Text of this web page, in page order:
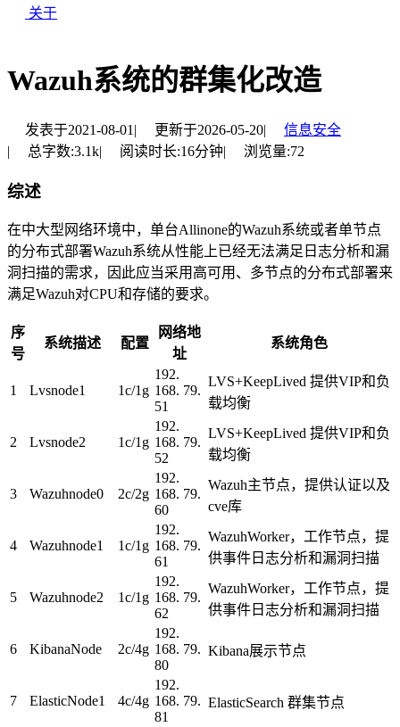
关于
Wazuh系统的群集化改造
发表于2021-08-01 | 更新于2026-05-20|
信息安全
|
总字数:3.1k| 阅读时长:16分钟| 浏览量:72
综述
在中大型网络环境中，单台Allinone的Wazuh系统或者单节点
的分布式部署Wazuh系统从性能上已经无法满足日志分析和漏
洞扫描的需求，因此应当采用高可用、多节点的分布式部署来
满足Wazuh对CPU和存储的要求。
序
号
系统描述 配置
网络地
址
系统角色
1 Lvsnode1 1c/1g
192.
168. 79.
51
LVS+KeepLived 提供VIP和负
载均衡
2 Lvsnode2 1c/1g
192.
168. 79.
52
LVS+KeepLived 提供VIP和负
载均衡
3 Wazuhnode0 2c/2g
192.
168. 79.
60
Wazuh主节点，提供认证以及
cve库
4 Wazuhnode1 1c/1g
192.
168. 79.
61
WazuhWorker，工作节点，提
供事件日志分析和漏洞扫描
5 Wazuhnode2 1c/1g
192.
168. 79.
62
WazuhWorker，工作节点，提
供事件日志分析和漏洞扫描
6 KibanaNode 2c/4g
192.
168. 79.
80
Kibana展示节点
7 ElasticNode1 4c/4g
192.
168. 79.
81
ElasticSearch 群集节点